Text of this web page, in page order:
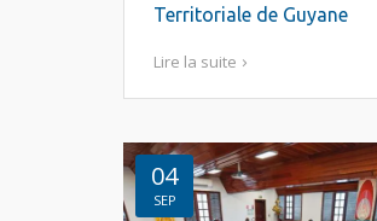
Territoriale de Guyane
Lire la suite
04
SEP